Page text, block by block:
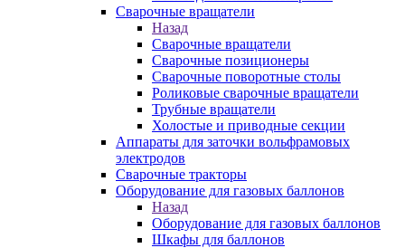
Сварочные вращатели
Назад
Сварочные вращатели
Сварочные позиционеры
Сварочные поворотные столы
Роликовые сварочные вращатели
Трубные вращатели
Холостые и приводные секции
Аппараты для заточки вольфрамовых
электродов
Сварочные тракторы
Оборудование для газовых баллонов
Назад
Оборудование для газовых баллонов
Шкафы для баллонов